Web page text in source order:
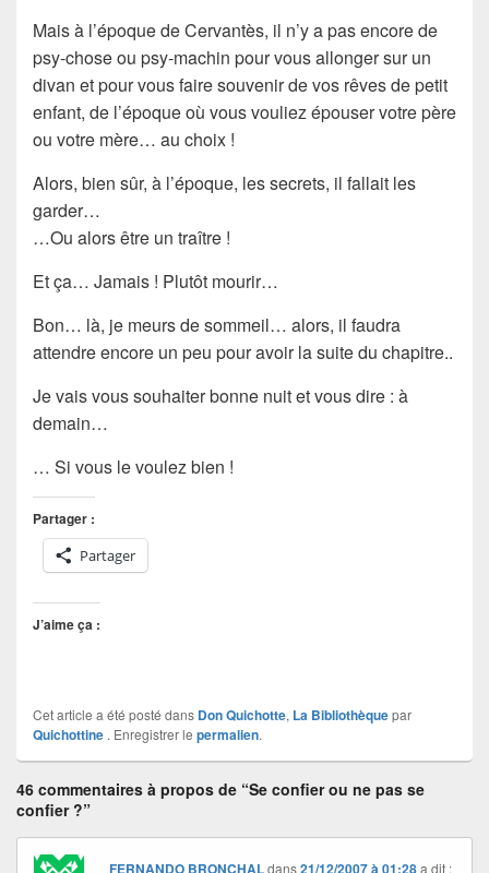
Mais à l’époque de Cervantès, il n’y a pas encore de
psy-chose ou psy-machin pour vous allonger sur un
divan et pour vous faire souvenir de vos rêvesde petit
enfant, de l’époque où vous vouliez épouser votre père
ou votre mère… au choix !
Alors, bien sûr, à l’époque, les secrets, il fallait les
garder…
…Ou alors être un traître !
Et ça… Jamais ! Plutôt mourir…
Bon… là, je meurs de sommeil… alors, il faudra
attendre encore un peu pour avoir la suite du chapitre..
Je vais vous souhaiter bonne nuit et vous dire : à
demain…
… Si vous le voulez bien !
Partager :
Partager
J’aime ça :
Cet article a été posté dans Don Quichotte, La Bibliothèquepar
Quichottine . Enregistrer le permalien.
46 commentaires à propos de “Se confier ou ne pas se
confier ?”
FERNANDO BRONCHALdans21/12/2007 à 01:28 a dit :